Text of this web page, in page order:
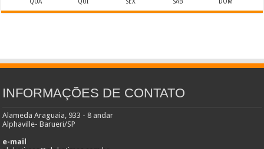
INFORMAÇÕES DE CONTATO
Alameda Araguaia, 933 - 8 andar
Alphaville- Barueri/SP
e-mail